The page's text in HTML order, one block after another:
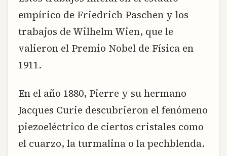
empírico de Friedrich Paschen y los
trabajos de Wilhelm Wien, que le
valieron el Premio Nobel de Física en
1911.
En el año 1880, Pierre y su hermano
Jacques Curie descubrieron el fenómeno
piezoeléctrico de ciertos cristales como
el cuarzo, la turmalina o la pechblenda.